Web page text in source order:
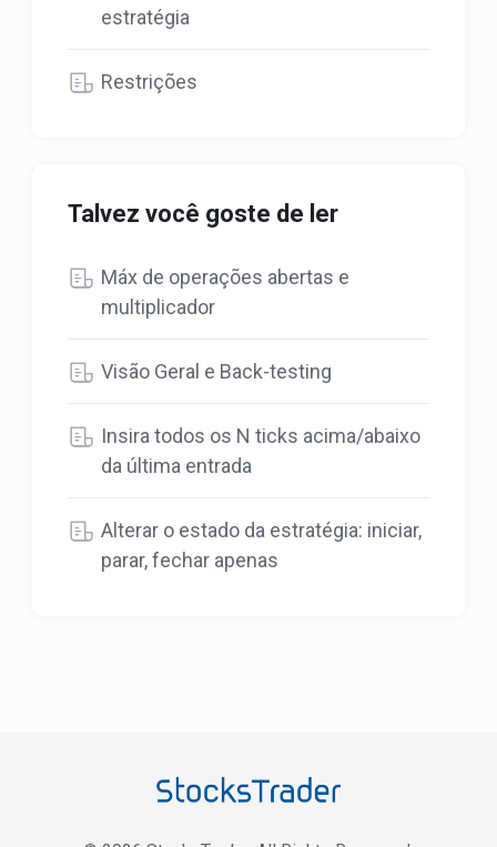
estratégia
Restrições
Talvez você goste de ler
Máx de operações abertas e
multiplicador
Visão Geral e Back-testing
Insira todos os N ticks acima/abaixo
da última entrada
Alterar o estado da estratégia: iniciar,
parar, fechar apenas